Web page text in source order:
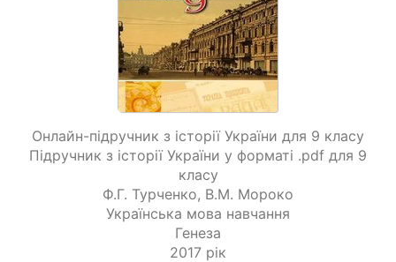
Онлайн-підручник з історії України для 9 класу
Підручник з історії України у форматі .pdf для 9
класу
Ф.Г. Турченко, В.М. Мороко
Українська мова навчання
Генеза
2017 рік